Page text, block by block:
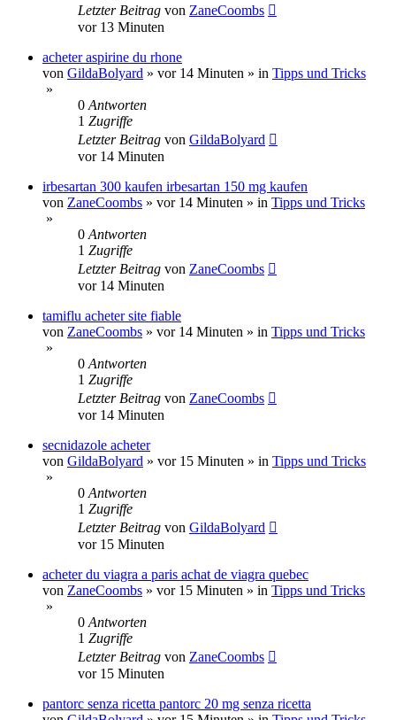
Letzter Beitrag von ZaneCoombs
vor 13 Minuten
acheter aspirine du rhone
von GildaBolyard » vor 14 Minuten » in Tipps und Tricks
»
0 Antworten
1 Zugriffe
Letzter Beitrag von GildaBolyard
vor 14 Minuten
irbesartan 300 kaufen irbesartan 150 mg kaufen
von ZaneCoombs » vor 14 Minuten » in Tipps und Tricks
»
0 Antworten
1 Zugriffe
Letzter Beitrag von ZaneCoombs
vor 14 Minuten
tamiflu acheter site fiable
von ZaneCoombs » vor 14 Minuten » in Tipps und Tricks
»
0 Antworten
1 Zugriffe
Letzter Beitrag von ZaneCoombs
vor 14 Minuten
secnidazole acheter
von GildaBolyard » vor 15 Minuten » in Tipps und Tricks
»
0 Antworten
1 Zugriffe
Letzter Beitrag von GildaBolyard
vor 15 Minuten
acheter du viagra a paris achat de viagra quebec
von ZaneCoombs » vor 15 Minuten » in Tipps und Tricks
»
0 Antworten
1 Zugriffe
Letzter Beitrag von ZaneCoombs
vor 15 Minuten
pantorc senza ricetta pantorc 20 mg senza ricetta